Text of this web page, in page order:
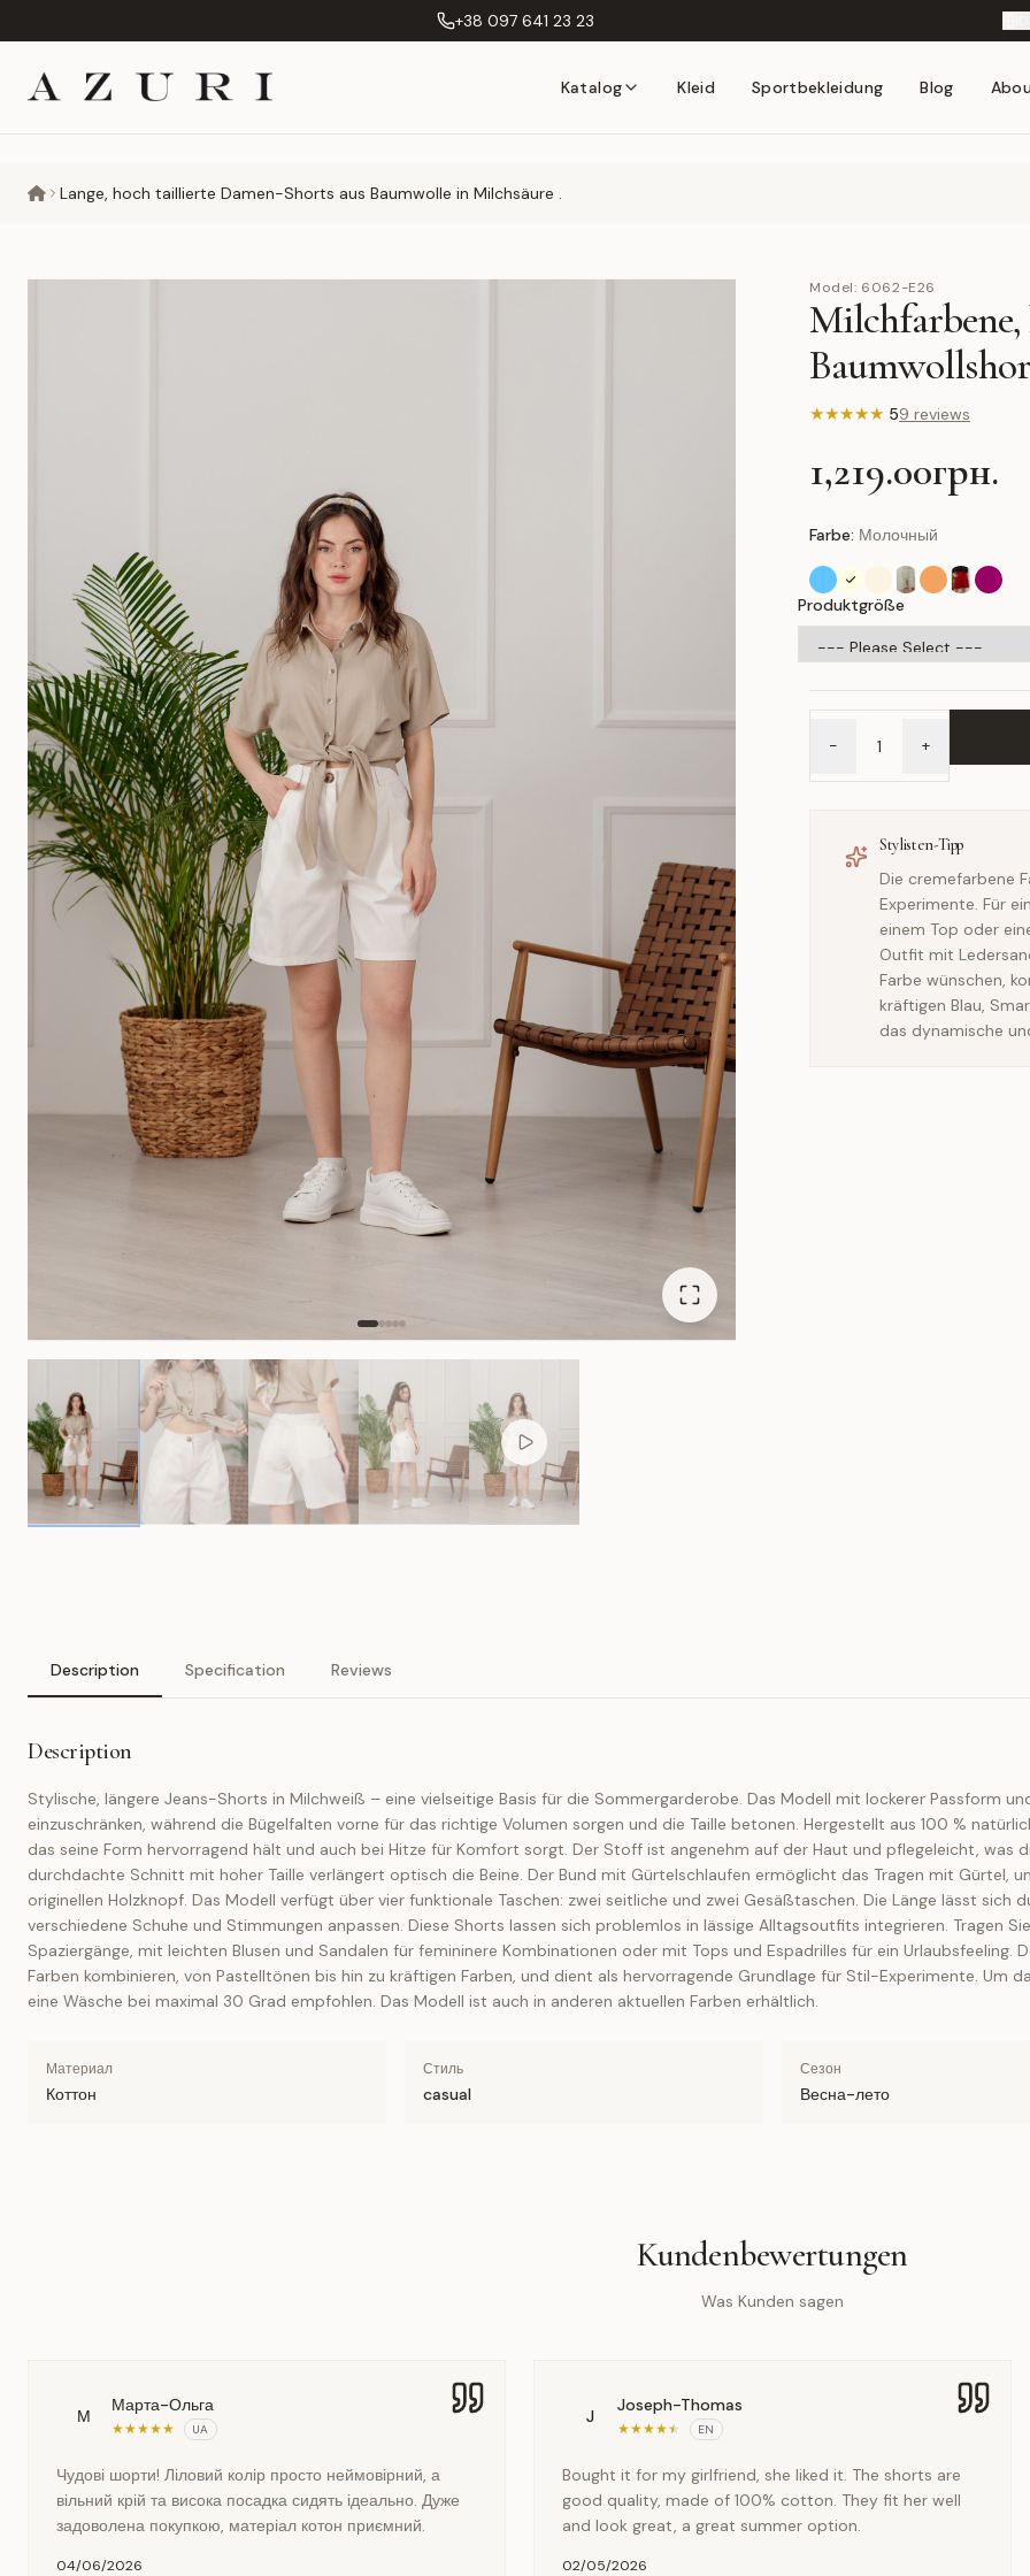
+38 097 641 23 23
Katalog Kleid Sportbekleidung Blog
Lange, hoch taillierte Damen-Shorts aus Baumwolle in Milchsäure .
Model: 6062-E26
Milchfarbene,
★★★★★ 59 reviews
1,219.00грн.
Farbe: Молочный
Produktgröße
- +
Stylisten-Tipp
Die cremefarbene
Experimente. Für
einem Top oder
Outfit mit
Farbe wünschen,
kräftigen Blau,
das dynamische
Description Specification Reviews
Description
Stylische, längere Jeans-Shorts in Milchweiß – eine vielseitige Basis für die Sommergarderobe. Das Modell mit lockerer Passform
einzuschränken, während die Bügelfalten vorne für das richtige Volumen sorgen und die Taille betonen. Hergestellt aus 100 %
das seine Form hervorragend hält und auch bei Hitze für Komfort sorgt. Der Stoff ist angenehm auf der Haut und pflegeleicht, was
durchdachte Schnitt mit hoher Taille verlängert optisch die Beine. Der Bund mit Gürtelschlaufen ermöglicht das Tragen mit Gürtel,
originellen Holzknopf. Das Modell verfügt über vier funktionale Taschen: zwei seitliche und zwei Gesäßtaschen. Die Länge lässt sich
verschiedene Schuhe und Stimmungen anpassen. Diese Shorts lassen sich problemlos in lässige Alltagsoutfits integrieren. Tragen
Spaziergänge, mit leichten Blusen und Sandalen für femininere Kombinationen oder mit Tops und Espadrilles für ein
Farben kombinieren, von Pastelltönen bis hin zu kräftigen Farben, und dient als hervorragende Grundlage für Stil-Experimente. Um
eine Wäsche bei maximal 30 Grad empfohlen. Das Modell ist auch in anderen aktuellen Farben erhältlich.
Материал
Коттон
Стиль
casual
Сезон
Весна-лето
Kundenbewertungen
Was Kunden sagen
М
Марта-Ольга
★★★★★ UA
Чудові шорти! Ліловий колір просто неймовірний, а
вільний крій та висока посадка сидять ідеально. Дуже
задоволена покупкою, матеріал котон приємний.
04/06/2026
J
Joseph-Thomas
★★★★★ EN
Bought it for my girlfriend, she liked it. The shorts are
good quality, made of 100% cotton. They fit her well
and look great, a great summer option.
02/05/2026